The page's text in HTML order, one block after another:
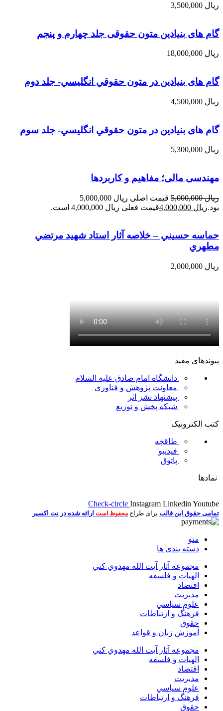
ریال
گام های بنیادین متون حقوقی جلد چهارم و پنجم
ریال
گام های بنیادین در متون حقوقي انگليسي- جلد دوم
ریال
گام های بنیادین در متون حقوقي انگليسي- جلد سوم
ریال
مهندسی مالی؛ مفاهیم و کاربردها
ریال5,000,000
قیمت اصلی ریال 5,000,000
بود.ریال قیمت فعلی ریال 4,000,000 است.
حماسه حسيني – خلاصه آثار استاد شهيد مرتضي
مطهري
ریال
پیوندهای مفید
دانشگاه امام صادق علیه السلام
معاونت پژوهش و فناوری
پیشنهاد نشر اثر
شبکه پخش و توزیع
کتب الکترونیک
طاقچه
فیدیبو
پاتوق
نمادها
Check-circle Instagram Linkedin Youtube
تمامی حقوق این قالب برای طراح محفوظ است ارائه شده در نت اکسیر
منو
دسته بندی ها
مجموعه آثار آيت الله مهدوي كني
الهیات و فلسفه
اقتصاد
مديريت
علوم سياسي
فرهنگ و ارتباطات
حقوق
آموزش زبان و قواعد
مجموعه آثار آيت الله مهدوي كني
الهیات و فلسفه
اقتصاد
مديريت
علوم سياسي
فرهنگ و ارتباطات
حقوق